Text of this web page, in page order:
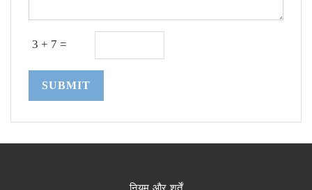
3 + 7 =
SUBMIT